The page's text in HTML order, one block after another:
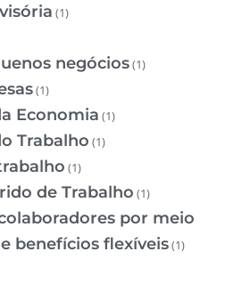
(1)
negócios(1)
(1)
Economia (1)
Trabalho (1)
(1)
de Trabalho (1)
por meio
benefícios flexíveis(1)